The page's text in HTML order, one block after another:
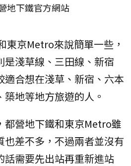
地下鐵官方網站
東京Metro來說簡單一些，
是淺草線、三田線、新宿
適合想在淺草、新宿、六本
地等地方旅遊的人。
都營地下鐵和東京Metro雖
也差不多，不過兩者並沒有
話需要先出站再重新進站